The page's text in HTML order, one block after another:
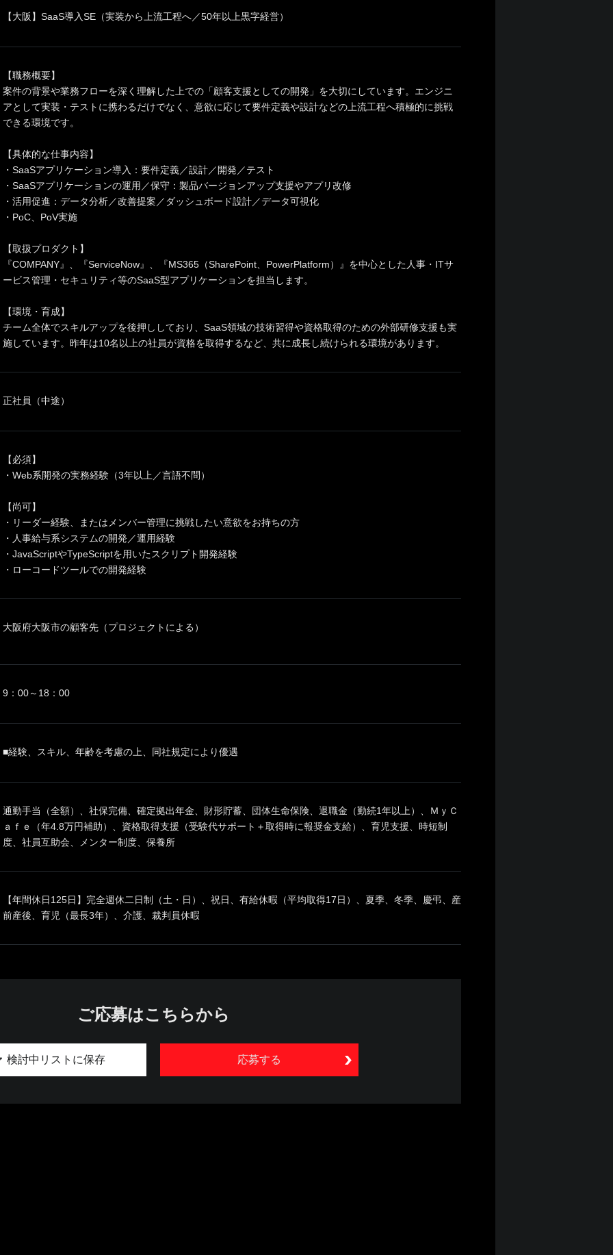
【大阪】SaaS導入SE（実装から上流工程へ／50年以上黒字経営）
【職務概要】
案件の背景や業務フローを深く理解した上での「顧客支援としての開発」を大切にしています。エンジニ
アとして実装・テストに携わるだけでなく、意欲に応じて要件定義や設計などの上流工程へ積極的に挑戦
できる環境です。
【具体的な仕事内容】
・SaaSアプリケーション導入：要件定義／設計／開発／テスト
・SaaSアプリケーションの運用／保守：製品バージョンアップ支援やアプリ改修
・活用促進：データ分析／改善提案／ダッシュボード設計／データ可視化
・PoC、PoV実施
【取扱プロダクト】
『COMPANY』、『ServiceNow』、『MS365（SharePoint、PowerPlatform）』を中心とした人事・ITサ
ービス管理・セキュリティ等のSaaS型アプリケーションを担当します。
【環境・育成】
チーム全体でスキルアップを後押ししており、SaaS領域の技術習得や資格取得のための外部研修支援も実
施しています。昨年は10名以上の社員が資格を取得するなど、共に成長し続けられる環境があります。
正社員（中途）
【必須】
・Web系開発の実務経験（3年以上／言語不問）
【尚可】
・リーダー経験、またはメンバー管理に挑戦したい意欲をお持ちの方
・人事給与系システムの開発／運用経験
・JavaScriptやTypeScriptを用いたスクリプト開発経験
・ローコードツールでの開発経験
大阪府大阪市の顧客先（プロジェクトによる）
9：00～18：00
■経験、スキル、年齢を考慮の上、同社規定により優遇
通勤手当（全額）、社保完備、確定拠出年金、財形貯蓄、団体生命保険、退職金（勤続1年以上）、ＭｙＣ
ａｆｅ（年4.8万円補助）、資格取得支援（受験代サポート＋取得時に報奨金支給）、育児支援、時短制
度、社員互助会、メンター制度、保養所
【年間休日125日】完全週休二日制（土・日）、祝日、有給休暇（平均取得17日）、夏季、冬季、慶弔、産
前産後、育児（最長3年）、介護、裁判員休暇
ご応募はこちらから
応募する
検討中リストに保存